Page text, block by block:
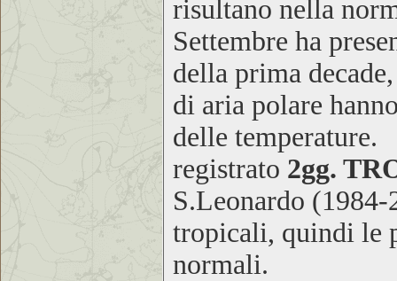
risultano nella
Settembre ha
della prima
di aria polare
delle
registrato 2gg.
S.Leonardo
tropicali, quindi le
normali.